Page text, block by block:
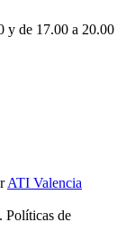
y de 17.00 a 20.00
ATI Valencia
Políticas de